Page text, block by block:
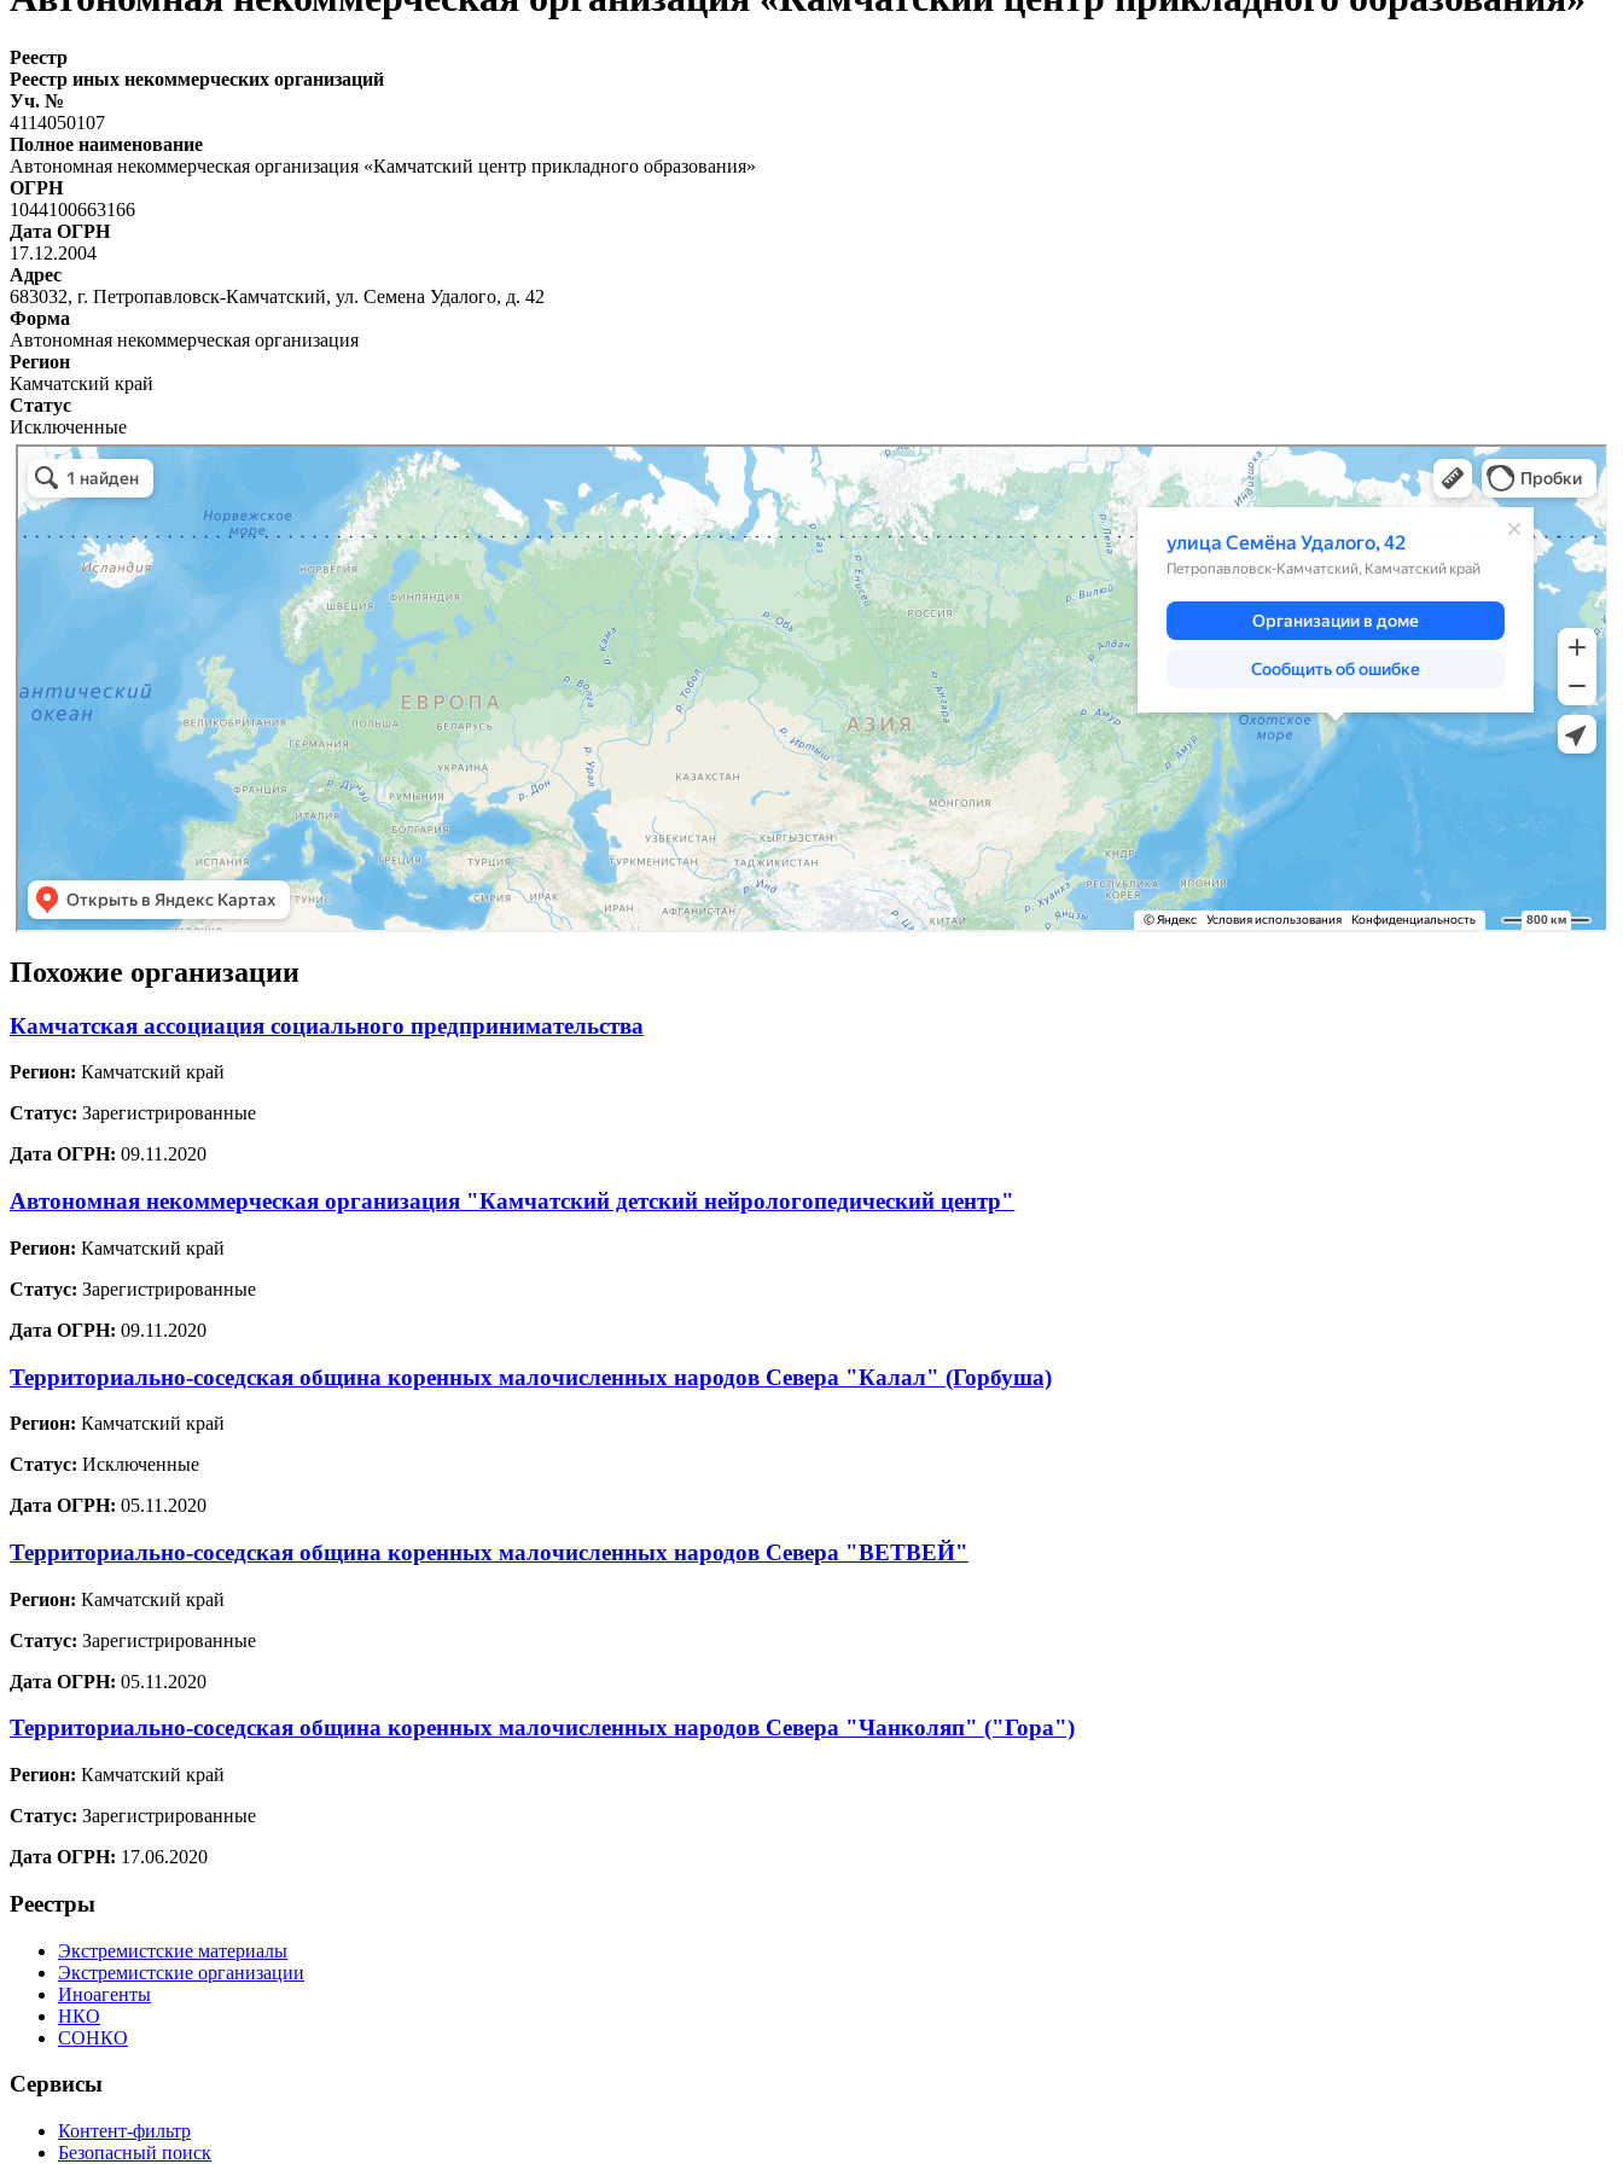
Реестр
Реестр иных некоммерческих организаций
Уч. №
4114050107
Полное наименование
Автономная некоммерческая организация «Камчатский центр прикладного образования»
ОГРН
1044100663166
Дата ОГРН
17.12.2004
Адрес
683032, г. Петропавловск-Камчатский, ул. Семена Удалого, д. 42
Форма
Автономная некоммерческая организация
Регион
Камчатский край
Статус
Исключенные
Похожие организации
Камчатская ассоциация социального предпринимательства
Регион: Камчатский край
Статус: Зарегистрированные
Дата ОГРН: 09.11.2020
Автономная некоммерческая организация "Камчатский детский нейрологопедический центр"
Регион: Камчатский край
Статус: Зарегистрированные
Дата ОГРН: 09.11.2020
Территориально-соседская община коренных малочисленных народов Севера "Калал" (Горбуша)
Регион: Камчатский край
Статус: Исключенные
Дата ОГРН: 05.11.2020
Территориально-соседская община коренных малочисленных народов Севера "ВЕТВЕЙ"
Регион: Камчатский край
Статус: Зарегистрированные
Дата ОГРН: 05.11.2020
Территориально-соседская община коренных малочисленных народов Севера "Чанколяп" ("Гора")
Регион: Камчатский край
Статус: Зарегистрированные
Дата ОГРН: 17.06.2020
Реестры
Экстремистские материалы
Экстремистские организации
Иноагенты
НКО
СОНКО
Сервисы
Контент-фильтр
Безопасный поиск